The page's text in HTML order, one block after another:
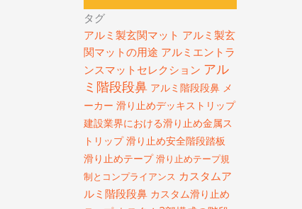
タグ
アルミ製玄関マット アルミ製玄
関マットの用途 アルミエントラ
ンスマットセレクション アル
ミ階段段鼻 アルミ階段段鼻 メ
ーカー 滑り止めデッキストリップ
建設業界における滑り止め金属ス
トリップ 滑り止め安全階段踏板
滑り止めテープ 滑り止めテープ規
制とコンプライアンス カスタムア
ルミ階段段鼻 カスタム滑り止め